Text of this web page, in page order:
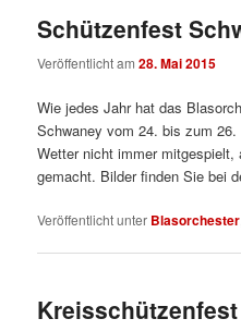
Schützenfest
Veröffentlicht am28. Mai 2015
Wie jedes Jahr hat das
Schwaney vom 24. bis zum
Wetter nicht immer
gemacht. Bilder finden Sie bei
Veröffentlicht unter Blasorchester